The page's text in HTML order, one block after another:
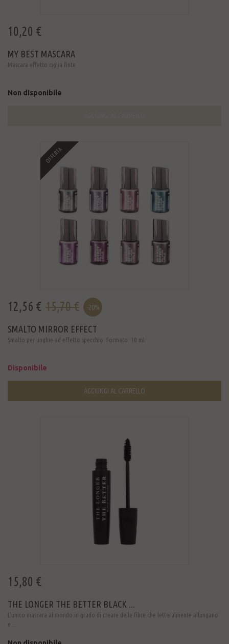
10,20 €
MY BEST MASCARA
Mascara effetto ciglia finte.
Non disponibile
OFFERTA
12,56 € 15,70 € -20%
SMALTO MIRROR EFFECT
Smalto per unghie ad effetto specchio. Formato: 10 ml
Disponibile
AGGIUNGI AL CARRELLO
15,80 €
THE LONGER THE BETTER BLACK ...
L'unico mascara al mondo in grado di creare delle fibre che letteralmente allungano
e ...